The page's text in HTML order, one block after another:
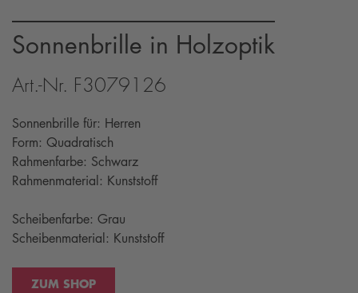
Sonnenbrille in Holzoptik
Art.-Nr. F3079126
Sonnenbrille für: Herren
Form: Quadratisch
Rahmenfarbe: Schwarz
Rahmenmaterial: Kunststoff
Scheibenfarbe: Grau
Scheibenmaterial: Kunststoff
ZUM SHOP